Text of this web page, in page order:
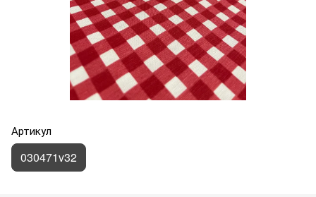
Артикул
030471v32